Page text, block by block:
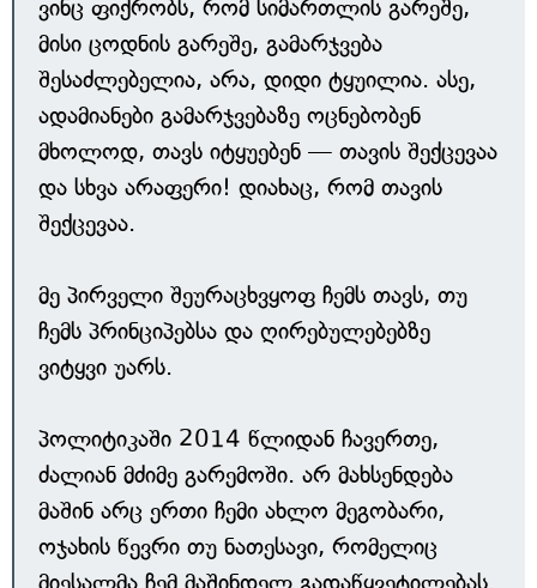
ვინც ფიქრობს, რომ სიმართლის გარეშე,
მისი ცოდნის გარეშე, გამარჯვება
შესაძლებელია, არა, დიდი ტყუილია. ასე,
ადამიანები გამარჯვებაზე ოცნებობენ
მხოლოდ, თავს იტყუებენ — თავის შექცევაა
და სხვა არაფერი! დიახაც, რომ თავის
შექცევაა.
მე პირველი შეურაცხვყოფ ჩემს თავს, თუ
ჩემს პრინციპებსა და ღირებულებებზე
ვიტყვი უარს.
პოლიტიკაში 2014 წლიდან ჩავერთე,
ძალიან მძიმე გარემოში. არ მახსენდება
მაშინ არც ერთი ჩემი ახლო მეგობარი,
ოჯახის წევრი თუ ნათესავი, რომელიც